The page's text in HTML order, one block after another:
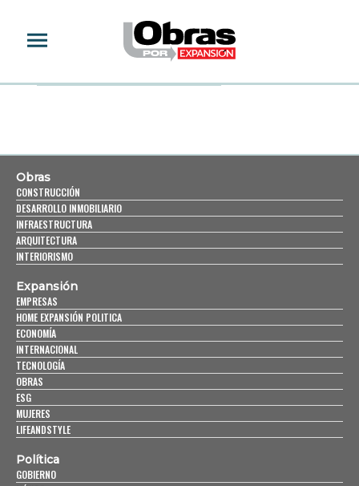
Obras
CONSTRUCCIÓN
DESARROLLO INMOBILIARIO
INFRAESTRUCTURA
ARQUITECTURA
INTERIORISMO
Expansión
EMPRESAS
HOME EXPANSIÓN POLITICA
ECONOMÍA
INTERNACIONAL
TECNOLOGÍA
OBRAS
ESG
MUJERES
LIFEANDSTYLE
Política
GOBIERNO